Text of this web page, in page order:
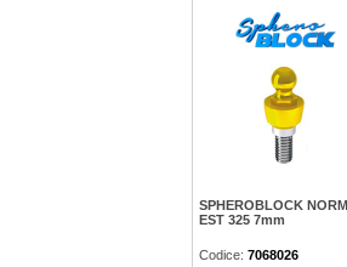
SPHEROBLOCK
EST 325 7mm
Codice: 7068026